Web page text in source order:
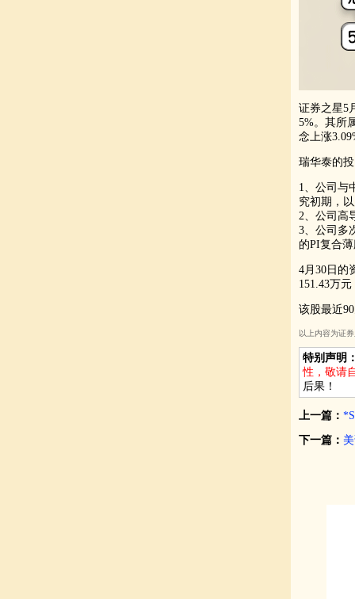
证券之星5
5%。其所
念上涨
瑞华泰的
1、公司与
究初期，
2、公司高
3、公司多
的PI复合
4月30日的
151.43万
该股最近
以上内容为证
特别声明
性，敬请
后果！
上一篇：
下一篇：